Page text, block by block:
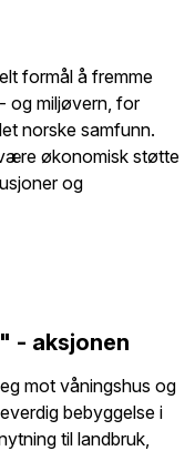
formål å fremme
og miljøvern, for
norske samfunn.
økonomisk støtte
og
- aksjonen
mot våningshus og
bebyggelse i
til landbruk,